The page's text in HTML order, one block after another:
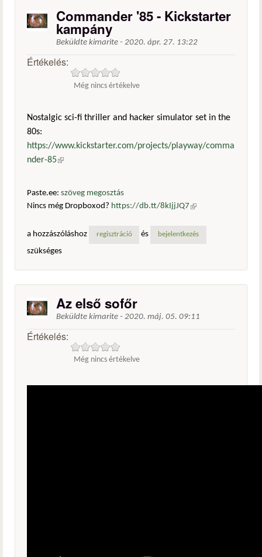
Commander '85 - Kickstarter
kampány
Beküldte kimarite - 2020. ápr. 27. 13:22
Értékelés:
Még nincs értékelve
Nostalgic sci-fi thriller and hacker simulator set in the
80s:
https://www.kickstarter.com/projects/playway/comma
nder-85(külső hivatkozás)
Paste.ee: szöveg megosztás
Nincs még Dropboxod? https://db.tt/8kIjjJQ7 (külső
a hozzászóláshoz
regisztráció és bejelentkezés
szükséges
Az első sofőr
Beküldte kimarite - 2020. máj. 05. 09:11
Értékelés:
Még nincs értékelve